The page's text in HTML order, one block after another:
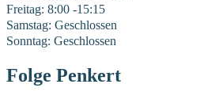
Freitag: 8:00 -15:15
Samstag: Geschlossen
Sonntag: Geschlossen
Folge Penkert